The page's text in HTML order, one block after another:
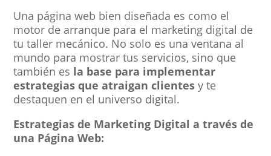
Una página web bien diseñada es como el
motor de arranque para el marketing digital de
tu taller mecánico. No solo es una ventana al
mundo para mostrar tus servicios, sino que
también es la base para implementar
estrategias que atraigan clientes y te
destaquen en el universo digital.
Estrategias de Marketing Digital a través de
una Página Web: